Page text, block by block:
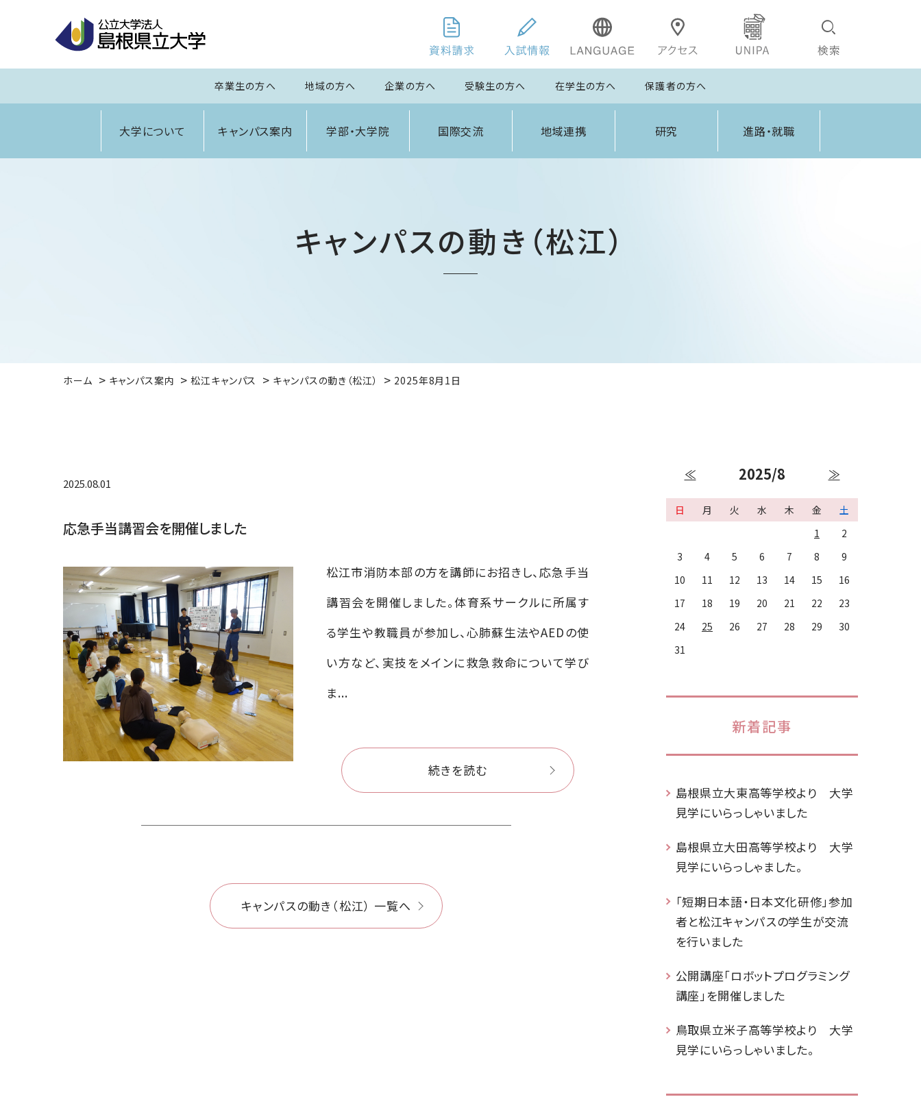
卒業生の方へ 地域の方へ 企業の方へ 受験生の方へ 在学生の方へ 保護者の方へ
大学について キャンパス案内 学部・大学院 国際交流 地域連携 研究 進路・就職
キャンパスの動き（松江）
ホーム キャンパス案内 松江キャンパス キャンパスの動き（松江） 2025年8月1日
2025.08.01
応急手当講習会を開催しました
松江市消防本部の方を講師にお招きし、応急手当
講習会を開催しました。体育系サークルに所属す
る学生や教職員が参加し、心肺蘇生法やAEDの使
い方など、実技をメインに救急救命について学び
ま...
続きを読む
キャンパスの動き（松江） 一覧へ
≪ 2025/8 ≫
日 月 火 水 木 金
土
1
2
3
4 5 6 7 8
9
10
11 12 13 14 15
16
17
18 19 20 21 22
23
24
25 26 27 28 29
30
31
新着記事
島根県立大東高等学校より 大学
見学にいらっしゃいました
島根県立大田高等学校より 大学
見学にいらっしゃました。
「短期日本語・日本文化研修」参加
者と松江キャンパスの学生が交流
を行いました
公開講座「ロボットプログラミング
講座」を開催しました
鳥取県立米子高等学校より 大学
見学にいらっしゃいました。